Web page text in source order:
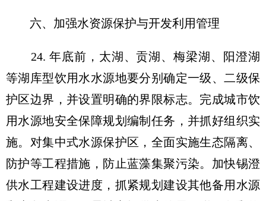
六、加强水资源保护与开发利用管理
24. 年底前，太湖、贡湖、梅梁湖、阳澄湖
等湖库型饮用水水源地要分别确定一级、二级保
护区边界，并设置明确的界限标志。完成城市饮
用水源地安全保障规划编制任务，并抓好组织实
施。对集中式水源保护区，全面实施生态隔离、
防护等工程措施，防止蓝藻集聚污染。加快锡澄
供水工程建设进度，抓紧规划建设其他备用水源